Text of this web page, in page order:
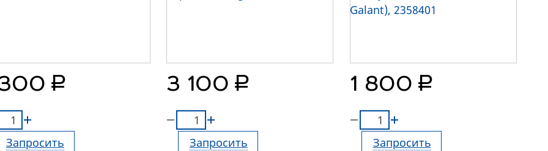
руб.
Запросить
3 100 руб.
Запросить
1 800 руб.
Запросить